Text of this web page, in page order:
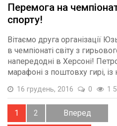
Перемога на
спорту!
Вітаємо друга організації
в чемпіонаті світу з
напередодні в Херсоні!
марафоні з поштовху гирі, із
16 грудень, 2016 0 1
1 2 Вперед